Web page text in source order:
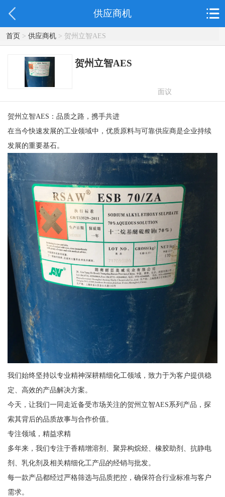
供应商机
首页> 供应商机> 贺州立智AES
贺州立智AES
面议
贺州立智AES：品质之路，携手共进
在当今快速发展的工业领域中，优质原料与可靠供应商是企业持续
发展的重要基石。
我们始终坚持以专业精神深耕精细化工领域，致力于为客户提供稳
定、高效的产品解决方案。
今天，让我们一同走近备受市场关注的贺州立智AES系列产品，探
索其背后的品质故事与合作价值。
专注领域，精益求精
多年来，我们专注于香精增溶剂、聚异构烷烃、橡胶助剂、抗静电
剂、乳化剂及相关精细化工产品的经销与批发。
每一款产品都经过严格筛选与品质把控，确保符合行业标准与客户
需求。